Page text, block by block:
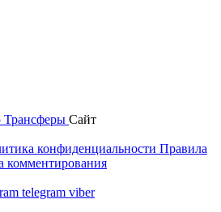
Трансферы Сайт
конфиденциальности Правила
комментирования
telegram viber